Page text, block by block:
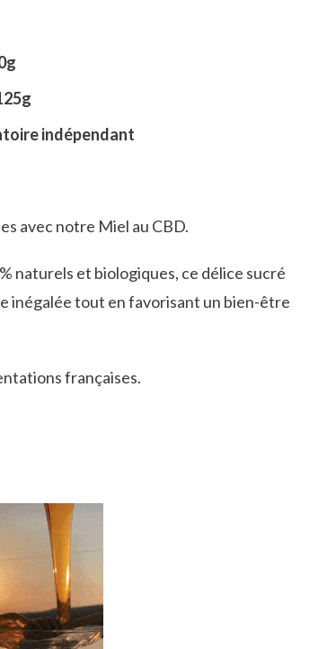
indépendant
avec notre Miel au CBD.
naturels et biologiques, ce délice sucré
inégalée tout en favorisant un bien-être
françaises.